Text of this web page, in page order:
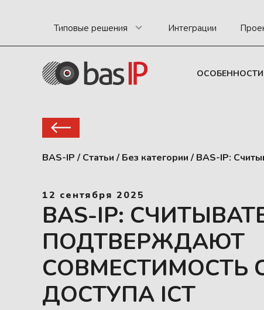
Типовые решения Интеграции
ОСОБЕННОСТИ
BAS-IP / Статьи / Без категории / BAS-IP:
12 сентября 2025
BAS-IP:
ПОДТВЕРЖДАЮТ
СОВМЕСТИМОСТЬ
ДОСТУПА ICT